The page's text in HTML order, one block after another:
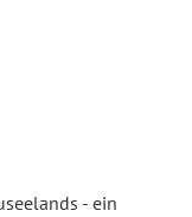
- ein